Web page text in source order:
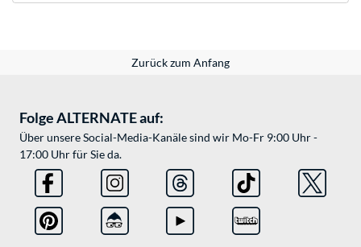
Zurück zum Anfang
Folge ALTERNATE auf:
Über unsere Social-Media-Kanäle sind wir Mo-Fr 9:00 Uhr -
17:00 Uhr für Sie da.